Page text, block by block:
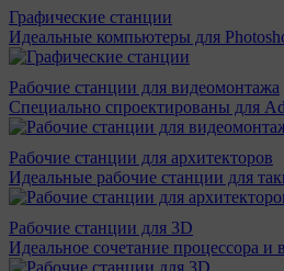
Графические станции
Идеальные компьютеры для
Рабочие станции для видеомонтажа
Специально спроектированы для
Рабочие станции для архитекторов
Идеальные рабочие станции для
Рабочие станции для 3D
Идеальное сочетание процессора